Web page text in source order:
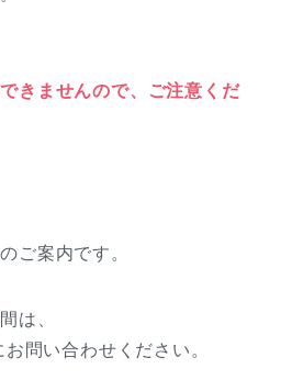
きませんので、ご注意くだ
ご案内です。
は、
問い合わせください。